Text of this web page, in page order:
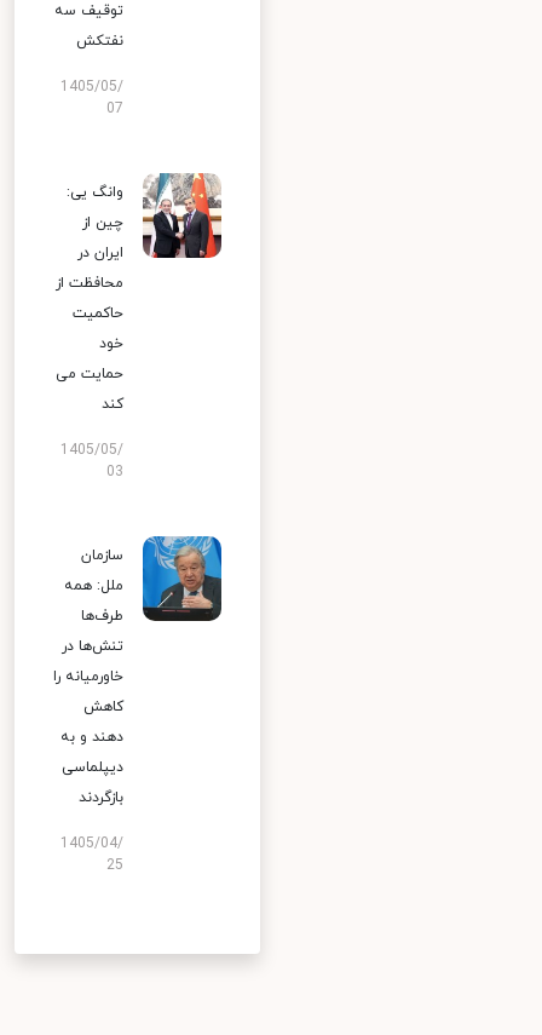
توقیف سه
نفتکش
1405/05/
07
وانگ یی:
چین از
ایران در
محافظت از
حاکمیت
خود
حمایت می
کند
1405/05/
03
سازمان
ملل: همه
طرف‌ها
تنش‌ها در
خاورمیانه را
کاهش
دهند و به
دیپلماسی
بازگردند
1405/04/
25